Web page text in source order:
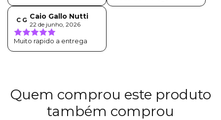
C G Caio Gallo Nutti
22 de junho, 2026
Muito rapido a entrega
Quem comprou este produto
também comprou